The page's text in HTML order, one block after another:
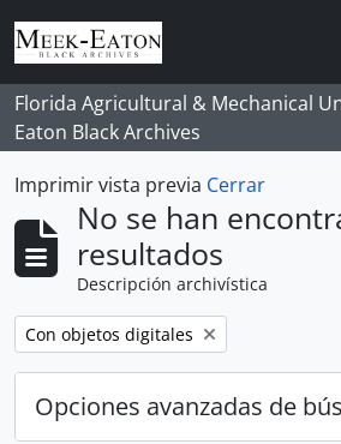
Skip to main content
Florida Agricultural & Mechanical
Eaton Black Archives
Imprimir vista previa Cerrar
No se han
resultados
Descripción archivística
Remove filter:
Con objetos digitales
Opciones avanzadas de